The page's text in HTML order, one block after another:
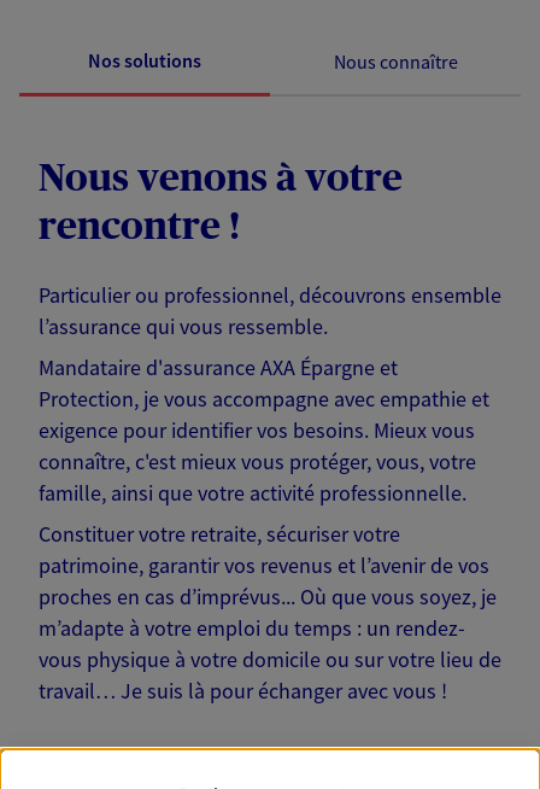
Nos solutions Nous connaître
Nous venons à votre
rencontre !
Particulier ou professionnel, découvrons ensemble
l’assurance qui vous ressemble.
Mandataire d'assurance AXA Épargne et
Protection, je vous accompagne avec empathie et
exigence pour identifier vos besoins. Mieux vous
connaître, c'est mieux vous protéger, vous, votre
famille, ainsi que votre activité professionnelle.
Constituer votre retraite, sécuriser votre
patrimoine, garantir vos revenus et l’avenir de vos
proches en cas d’imprévus... Où que vous soyez, je
m’adapte à votre emploi du temps : un rendez-
vous physique à votre domicile ou sur votre lieu de
travail… Je suis là pour échanger avec vous !